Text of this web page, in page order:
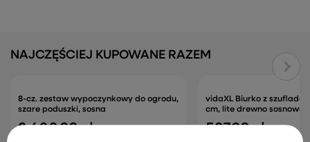
NAJCZĘŚCIEJ KUPOWANE RAZEM
8-cz. zestaw wypoczynkowy do ogrodu,
szare poduszki, sosna
2 400,99 zł
vidaXL Biurko z
cm, lite drewno sosnowe
527,99 zł